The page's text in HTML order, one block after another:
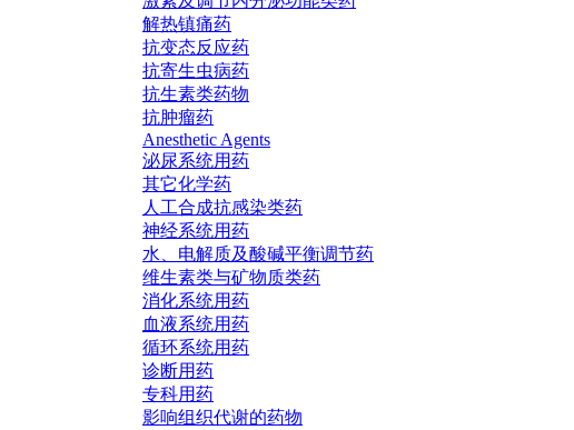
解热镇痛药
抗变态反应药
抗寄生虫病药
抗生素类药物
抗肿瘤药
Anesthetic Agents
泌尿系统用药
其它化学药
人工合成抗感染类药
神经系统用药
水、电解质及酸碱平衡调节药
维生素类与矿物质类药
消化系统用药
血液系统用药
循环系统用药
诊断用药
专科用药
影响组织代谢的药物